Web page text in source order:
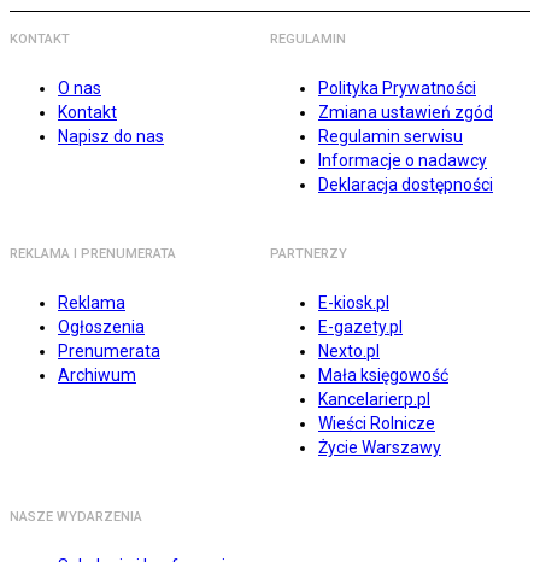
KONTAKT
O nas
Kontakt
Napisz do nas
REGULAMIN
Polityka Prywatności
Zmiana ustawień zgód
Regulamin serwisu
Informacje o nadawcy
Deklaracja dostępności
REKLAMA I PRENUMERATA
Reklama
Ogłoszenia
Prenumerata
Archiwum
PARTNERZY
E-kiosk.pl
E-gazety.pl
Nexto.pl
Mała księgowość
Kancelarierp.pl
Wieści Rolnicze
Życie Warszawy
NASZE WYDARZENIA